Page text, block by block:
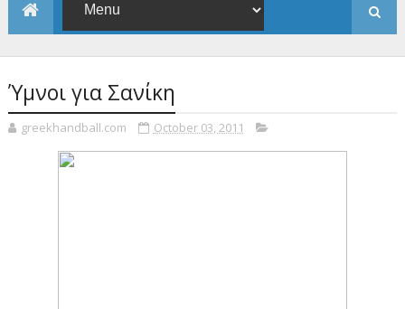
Ύμνοι για Σανίκη
greekhandball.com October 03, 2011